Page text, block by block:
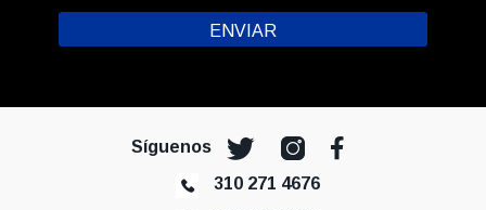
Síguenos
310 271 4676